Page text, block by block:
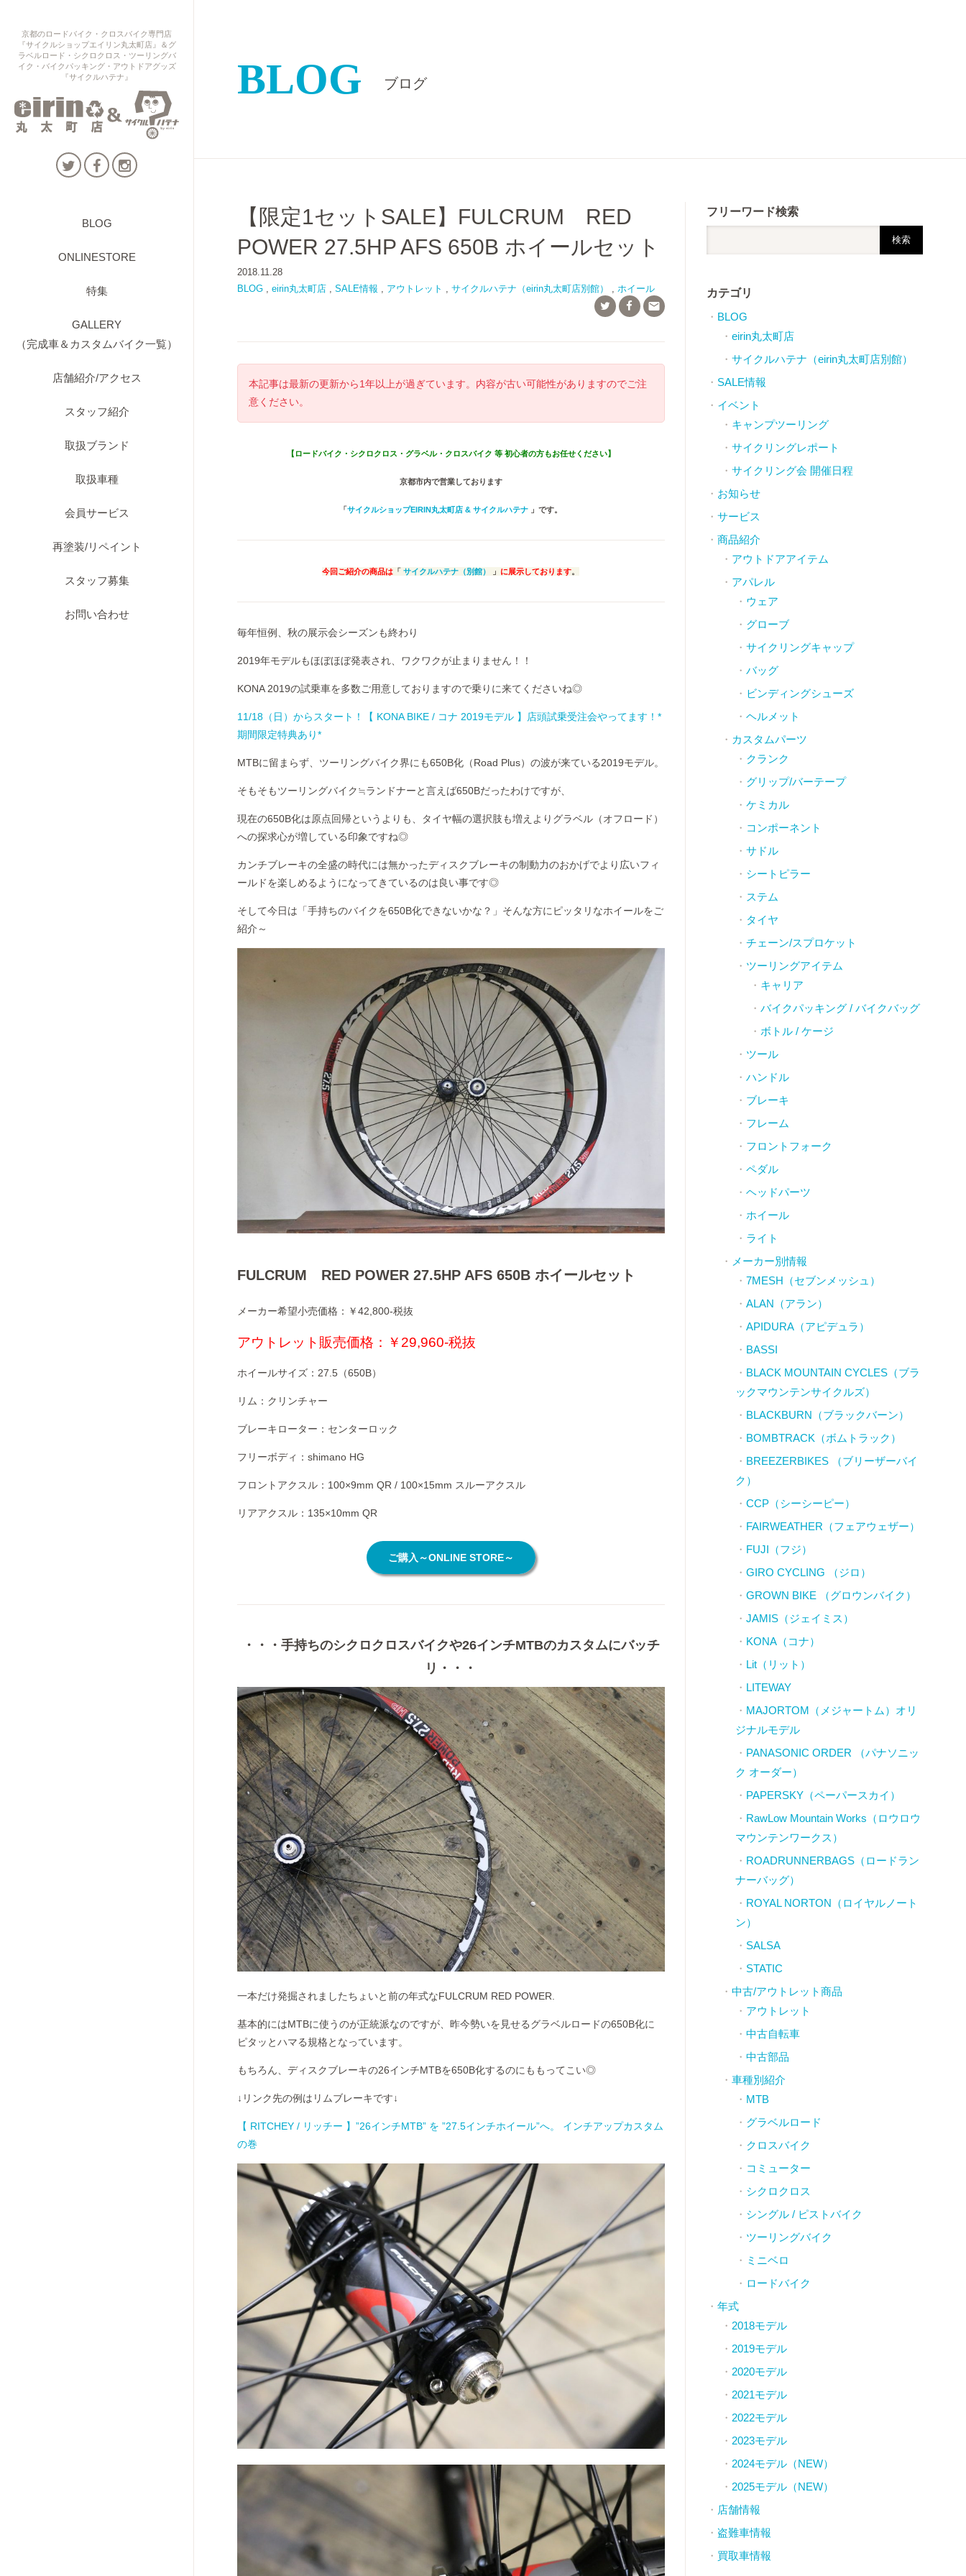
京都のロードバイク・クロスバイク専門店
『サイクルショップエイリン丸太町店』＆グ
ラベルロード・シクロクロス・ツーリングバ
イク・バイクパッキング・アウトドアグッズ
『サイクルハテナ』
BLOG
ONLINESTORE
特集
GALLERY
（完成車＆カスタムバイク一覧）
店舗紹介/アクセス
スタッフ紹介
取扱ブランド
取扱車種
会員サービス
再塗装/リペイント
スタッフ募集
お問い合わせ
BLOG ブログ
【限定1セットSALE】FULCRUM RED
POWER 27.5HP AFS 650B ホイールセット
2018.11.28
BLOG , eirin丸太町店 , SALE情報 , アウトレット , サイクルハテナ（eirin丸太町店別館） , ホイール

本記事は最新の更新から1年以上が過ぎています。内容が古い可能性がありますのでご注
意ください。
【ロードバイク・シクロクロス・グラベル・クロスバイク 等 初心者の方もお任せください】
京都市内で営業しております
「サイクルショップEIRIN丸太町店 & サイクルハテナ 」です。
今回ご紹介の商品は 「 サイクルハテナ（別館） 」 に展示しております。
毎年恒例、秋の展示会シーズンも終わり
2019年モデルもほぼほぼ発表され、ワクワクが止まりません！！
KONA 2019の試乗車を多数ご用意しておりますので乗りに来てくださいね◎
11/18（日）からスタート！【 KONA BIKE / コナ 2019モデル 】店頭試乗受注会やってます！*
期間限定特典あり*
MTBに留まらず、ツーリングバイク界にも650B化（Road Plus）の波が来ている2019モデル。
そもそもツーリングバイク≒ランドナーと言えば650Bだったわけですが、
現在の650B化は原点回帰というよりも、タイヤ幅の選択肢も増えよりグラベル（オフロード）
への探求心が増している印象ですね◎
カンチブレーキの全盛の時代には無かったディスクブレーキの制動力のおかげでより広いフィ
ールドを楽しめるようになってきているのは良い事です◎
そして今日は「手持ちのバイクを650B化できないかな？」そんな方にピッタリなホイールをご
紹介～
FULCRUM RED POWER 27.5HP AFS 650B ホイールセット
メーカー希望小売価格：￥42,800-税抜
アウトレット販売価格：￥29,960-税抜
ホイールサイズ：27.5（650B）
リム：クリンチャー
ブレーキローター：センターロック
フリーボディ：shimano HG
フロントアクスル：100×9mm QR / 100×15mm スルーアクスル
リアアクスル：135×10mm QR
ご購入～ONLINE STORE～
・・・手持ちのシクロクロスバイクや26インチMTBのカスタムにバッチ
リ・・・
一本だけ発掘されましたちょいと前の年式なFULCRUM RED POWER.
基本的にはMTBに使うのが正統派なのですが、昨今勢いを見せるグラベルロードの650B化に
ピタッとハマる規格となっています。
もちろん、ディスクブレーキの26インチMTBを650B化するのにももってこい◎
↓リンク先の例はリムブレーキです↓
【 RITCHEY / リッチー 】”26インチMTB” を ”27.5インチホイール”へ。 インチアップカスタム
の巻
フリーワード検索
カテゴリ
BLOG
eirin丸太町店
サイクルハテナ（eirin丸太町店別館）
SALE情報
イベント
キャンプツーリング
サイクリングレポート
サイクリング会 開催日程
お知らせ
サービス
商品紹介
アウトドアアイテム
アパレル
ウェア
グローブ
サイクリングキャップ
バッグ
ビンディングシューズ
ヘルメット
カスタムパーツ
クランク
グリップ/バーテープ
ケミカル
コンポーネント
サドル
シートピラー
ステム
タイヤ
チェーン/スプロケット
ツーリングアイテム
キャリア
バイクパッキング / バイクバッグ
ボトル / ケージ
ツール
ハンドル
ブレーキ
フレーム
フロントフォーク
ペダル
ヘッドパーツ
ホイール
ライト
メーカー別情報
7MESH（セブンメッシュ）
ALAN（アラン）
APIDURA（アピデュラ）
BASSI
BLACK MOUNTAIN CYCLES（ブラ
ックマウンテンサイクルズ）
BLACKBURN（ブラックバーン）
BOMBTRACK（ボムトラック）
BREEZERBIKES （ブリーザーバイ
ク）
CCP（シーシーピー）
FAIRWEATHER（フェアウェザー）
FUJI（フジ）
GIRO CYCLING （ジロ）
GROWN BIKE （グロウンバイク）
JAMIS（ジェイミス）
KONA（コナ）
Lit（リット）
LITEWAY
MAJORTOM（メジャートム）オリ
ジナルモデル
PANASONIC ORDER （パナソニッ
ク オーダー）
PAPERSKY（ペーパースカイ）
RawLow Mountain Works（ロウロウ
マウンテンワークス）
ROADRUNNERBAGS（ロードラン
ナーバッグ）
ROYAL NORTON（ロイヤルノート
ン）
SALSA
STATIC
中古/アウトレット商品
アウトレット
中古自転車
中古部品
車種別紹介
MTB
グラベルロード
クロスバイク
コミューター
シクロクロス
シングル / ピストバイク
ツーリングバイク
ミニベロ
ロードバイク
年式
2018モデル
2019モデル
2020モデル
2021モデル
2022モデル
2023モデル
2024モデル（NEW）
2025モデル（NEW）
店舗情報
盗難車情報
買取車情報